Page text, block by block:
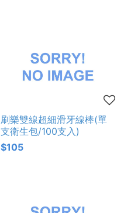
刷樂雙線超細滑牙線棒(單
支衛生包/100支入)
$105